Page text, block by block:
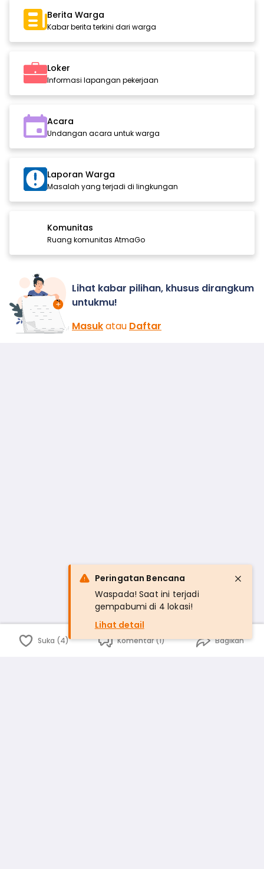
Berita Warga
Kabar berita terkini dari warga
Loker
Informasi lapangan pekerjaan
Acara
Undangan acara untuk warga
Laporan Warga
Masalah yang terjadi di lingkungan
Komunitas
Ruang komunitas AtmaGo
Lihat kabar pilihan, khusus dirangkum
untukmu!
Masukatau Daftar
Suka (4) Komentar (1) Bagikan
Peringatan Bencana
Waspada! Saat ini terjadi
gempabumi di 4 lokasi!
Lihat detail